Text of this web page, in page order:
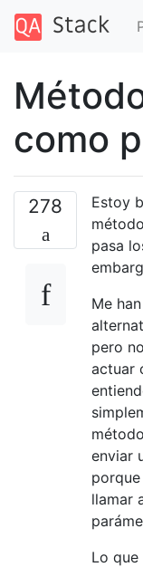
como
278
Estoy
pasa
Me
pero
actuar
enviar
llamar
Lo